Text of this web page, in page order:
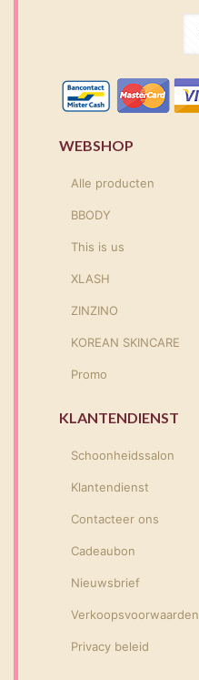
WEBSHOP
Alle producten
BBODY
This is us
XLASH
ZINZINO
KOREAN SKINCARE
Promo
KLANTENDIENST
Schoonheidssalon
Klantendienst
Contacteer ons
Cadeaubon
Nieuwsbrief
Verkoopsvoorwaarden
Privacy beleid